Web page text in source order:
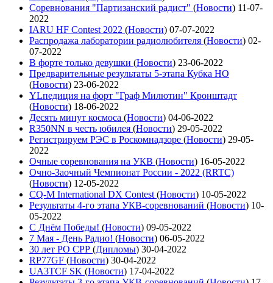
Соревнования "Партизанский радист" (Новости) 11-07-
2022
IARU HF Contest 2022 (Новости) 07-07-2022
Распродажа лаборатории радиолюбителя (Новости) 02-
07-2022
В форте только девушки (Новости) 23-06-2022
Предварительные результаты 5-этапа Кубка НО
(Новости) 23-06-2022
YLпедиция на форт "Граф Милютин" Кронштадт
(Новости) 18-06-2022
Десять минут космоса (Новости) 04-06-2022
R350NN в честь юбилея (Новости) 29-05-2022
Регистрируем РЭС в Роскомнадзоре (Новости) 29-05-
2022
Очные соревнования на УКВ (Новости) 16-05-2022
Очно-Заочный Чемпионат России - 2022 (RRTC)
(Новости) 12-05-2022
CQ-M International DX Contest (Новости) 10-05-2022
Результаты 4-го этапа УКВ-соревнований (Новости) 10-
05-2022
С Днём Победы! (Новости) 09-05-2022
7 Мая - День Радио! (Новости) 06-05-2022
30 лет РО СРР (Дипломы) 30-04-2022
RP77GF (Новости) 30-04-2022
UA3TCF SK (Новости) 17-04-2022